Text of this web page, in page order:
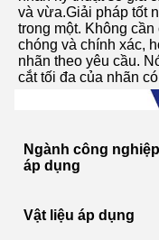
và vừa.Giải pháp tốt
trong một. Không
chóng và chính xác,
nhãn theo yêu cầu.
cắt tối đa của nhãn
Ngành công nghiệp
áp dụng
Vật liệu áp dụng